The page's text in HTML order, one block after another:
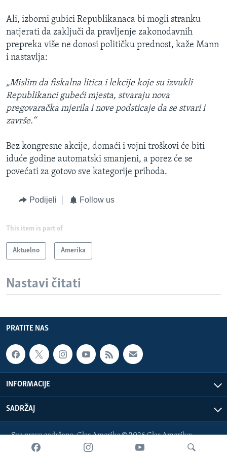
Ali, izborni gubici Republikanaca bi mogli stranku
natjerati da zaključi da pravljenje zakonodavnih
prepreka više ne donosi političku prednost, kaže Mann
i nastavlja:
„Mislim da fiskalna litica i lekcije koje su izvukli
Republikanci gubeći mjesta, stvaraju nova
pregovaračka mjerila i nove podsticaje da se stvari i
završe.“
Bez kongresne akcije, domaći i vojni troškovi će biti
iduće godine automatski smanjeni, a porez će se
povećati za gotovo sve kategorije prihoda.
Podijeli Follow us
This item is part of
Aktuelno Amerika
Nastavi čitati
PRATITE NAS
INFORMACIJE
SADRŽAJ
Sva prava zadržana. Glas Amerike © 2026 Glas Amerike:
bosnian-service@voanews.com